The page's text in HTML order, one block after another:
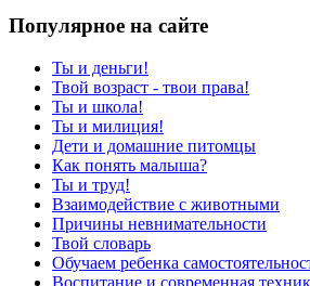
Популярное на сайте
Ты и деньги!
Твой возраст - твои права!
Ты и школа!
Ты и милиция!
Дети и домашние питомцы
Как понять малыша?
Ты и труд!
Взаимодействие с животными
Причины невнимательности
Твой словарь
Обучаем ребенка